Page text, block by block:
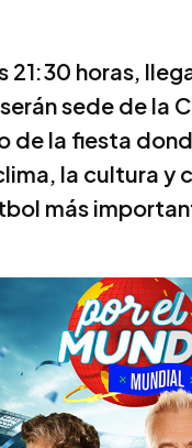
21:30 horas,
sede de la
de la fiesta
la cultura y
más